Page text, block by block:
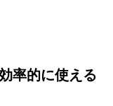
率的に使える